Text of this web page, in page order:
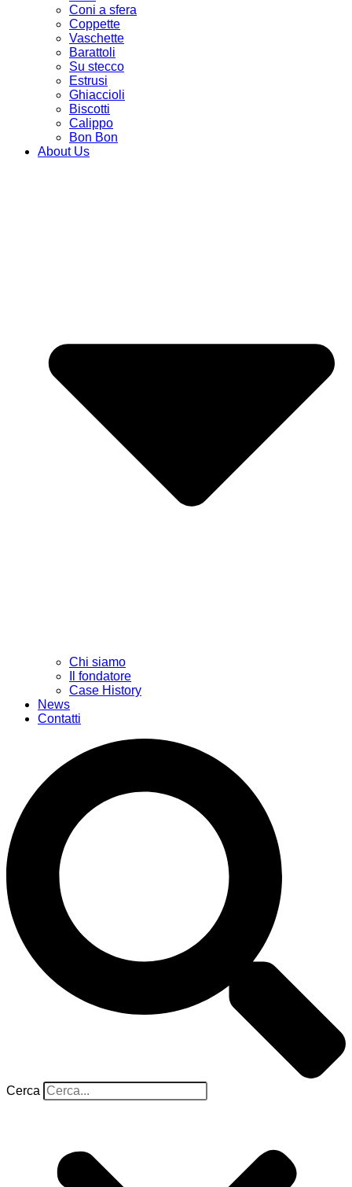
Coni a sfera
Coppette
Vaschette
Barattoli
Su stecco
Estrusi
Ghiaccioli
Biscotti
Calippo
Bon Bon
About Us
Chi siamo
Il fondatore
Case History
News
Contatti
Cerca